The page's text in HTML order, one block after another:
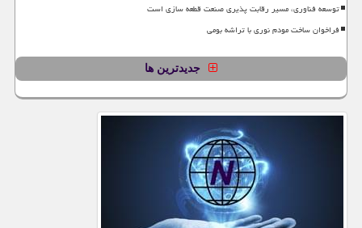
توسعه فناوری، مسیر رقابت پذیری صنعت قطعه سازی است
فراخوان ساخت مودم نوری با تراشه بومی
جدیدترین ها